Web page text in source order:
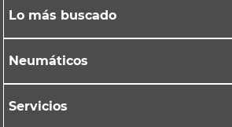
Lo más buscado
Neumáticos
Servicios